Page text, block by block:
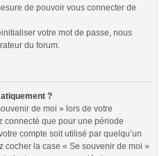
de pouvoir vous connecter de
votre mot de passe, nous
du forum.
?
de moi » lors de votre
connecté que pour une période
compte soit utilisé par quelqu’un
cocher la case « Se souvenir de moi »